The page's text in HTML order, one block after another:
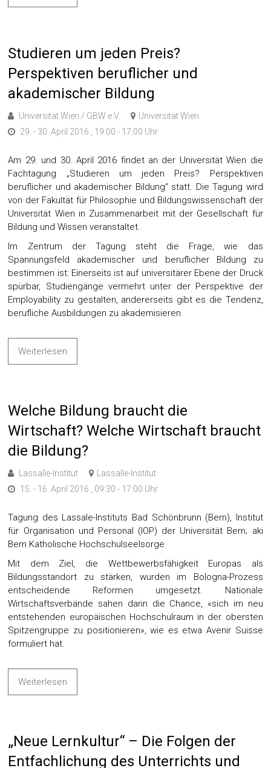
Studieren um jeden Preis?
Perspektiven beruflicher und
akademischer Bildung
Universität Wien / GBW e.V.
Universität Wien
29. - 30. April 2016 , 19:00 - 17:00 Uhr
Am 29. und 30. April 2016 findet an der Universität Wien die
Fachtagung „Studieren um jeden Preis? Perspektiven
beruflicher und akademischer Bildung“ statt. Die Tagung wird
von der Fakultät für Philosophie und Bildungswissenschaft der
Universität Wien in Zusammenarbeit mit der Gesellschaft für
Bildung und Wissen veranstaltet.
Im Zentrum der Tagung steht die Frage, wie das
Spannungsfeld akademischer und beruflicher Bildung zu
bestimmen ist: Einerseits ist auf universitärer Ebene der Druck
spürbar, Studiengänge vermehrt unter der Perspektive der
Employability zu gestalten, andererseits gibt es die Tendenz,
berufliche Ausbildungen zu akademisieren.
Weiterlesen
Welche Bildung braucht die
Wirtschaft? Welche Wirtschaft braucht
die Bildung?
Lassalle-Institut
Lassalle-Institut
15. - 16. April 2016 , 09:30 - 17:00 Uhr
Tagung des Lassale-Instituts Bad Schönbrunn (Bern), Institut
für Organisation und Personal (IOP) der Universität Bern; aki
Bern Katholische Hochschulseelsorge
Mit dem Ziel, die Wettbewerbsfähigkeit Europas als
Bildungsstandort zu stärken, wurden im Bologna-Prozess
entscheidende Reformen umgesetzt. Nationale
Wirtschaftsverbände sahen darin die Chance, «sich im neu
entstehenden europäischen Hochschulraum in der obersten
Spitzengruppe zu positionieren», wie es etwa Avenir Suisse
formuliert hat.
Weiterlesen
„Neue Lernkultur“ – Die Folgen der
Entfachlichung des Unterrichts und